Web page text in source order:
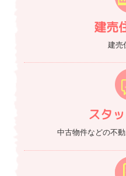
建売
建売
スタ
中古物件などの不